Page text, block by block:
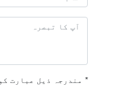
* مندرجہ ذیل عبارت